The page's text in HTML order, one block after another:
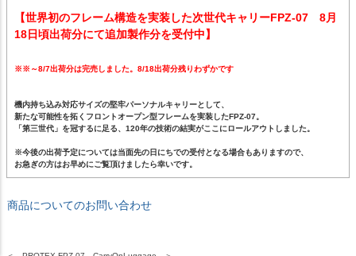
【世界初のフレーム構造を実装した次世代キャリーFPZ-07 8月
18日頃出荷分にて追加製作分を受付中】
※※～8/7出荷分は完売しました。8/18出荷分残りわずかです
機内持ち込み対応サイズの堅牢パーソナルキャリーとして、
新たな可能性を拓くフロントオープン型フレームを実装したFPZ-07。
「第三世代」を冠するに足る、120年の技術の結実がここにロールアウトしました。
※今後の出荷予定については当面先の日にちでの受付となる場合もありますので、
お急ぎの方はお早めにご覧頂けましたら幸いです。
商品についてのお問い合わせ